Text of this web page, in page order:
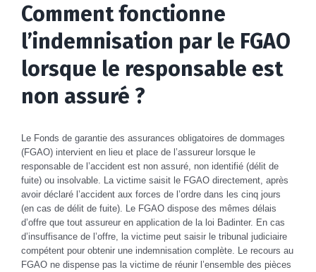
Comment fonctionne
l’indemnisation par le FGAO
lorsque le responsable est
non assuré ?
Le Fonds de garantie des assurances obligatoires de dommages
(FGAO) intervient en lieu et place de l’assureur lorsque le
responsable de l’accident est non assuré, non identifié (délit de
fuite) ou insolvable. La victime saisit le FGAO directement, après
avoir déclaré l’accident aux forces de l’ordre dans les cinq jours
(en cas de délit de fuite). Le FGAO dispose des mêmes délais
d’offre que tout assureur en application de la loi Badinter. En cas
d’insuffisance de l’offre, la victime peut saisir le tribunal judiciaire
compétent pour obtenir une indemnisation complète. Le recours au
FGAO ne dispense pas la victime de réunir l’ensemble des pièces